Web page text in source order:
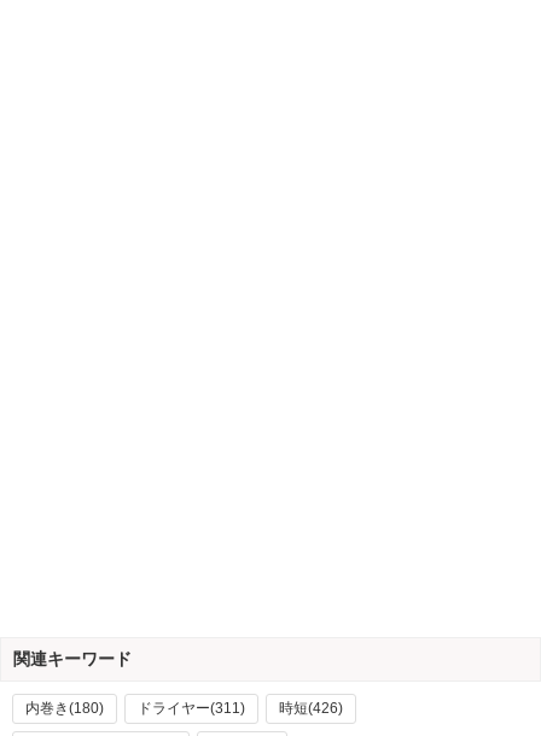
関連キーワード
内巻き(180) ドライヤー(311) 時短(426)